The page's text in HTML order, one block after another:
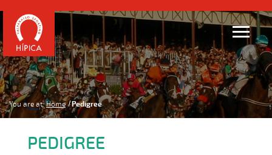
You are at: Home Pedigree
PEDIGREE